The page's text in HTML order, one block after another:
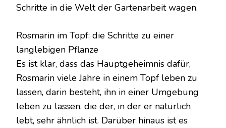
Schritte in die Welt der Gartenarbeit wagen.
Rosmarin im Topf: die Schritte zu einer
langlebigen Pflanze
Es ist klar, dass das Hauptgeheimnis dafür,
Rosmarin viele Jahre in einem Topf leben zu
lassen, darin besteht, ihn in einer Umgebung
leben zu lassen, die der, in der er natürlich
lebt, sehr ähnlich ist. Darüber hinaus ist es